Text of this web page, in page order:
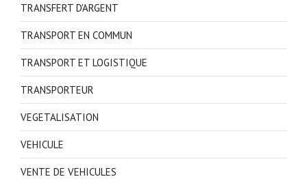
TRANSFERT D'ARGENT
TRANSPORT EN COMMUN
TRANSPORT ET LOGISTIQUE
TRANSPORTEUR
VEGETALISATION
VEHICULE
VENTE DE VEHICULES